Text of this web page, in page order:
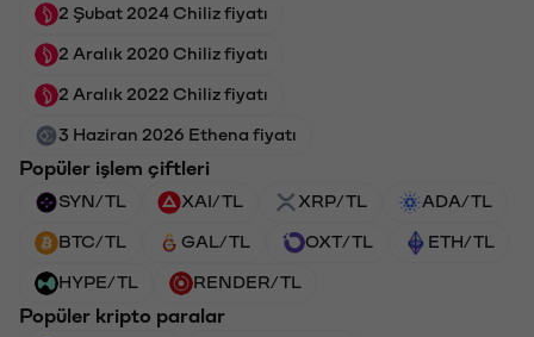
2 Şubat 2024 Chiliz fiyatı
2 Aralık 2020 Chiliz fiyatı
2 Aralık 2022 Chiliz fiyatı
3 Haziran 2026 Ethena fiyatı
Popüler işlem çiftleri
SYN/TL XAI/TL XRP/TL ADA/TL
BTC/TL GAL/TL OXT/TL ETH/TL
HYPE/TL RENDER/TL
Popüler kripto paralar